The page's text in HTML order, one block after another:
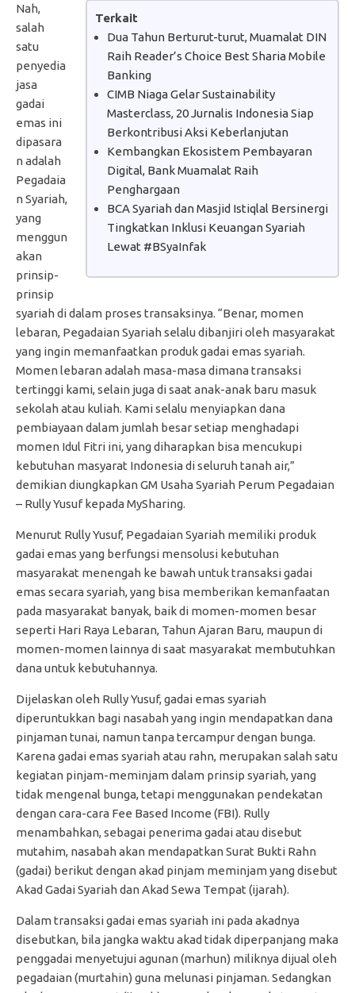
Terkait
Dua Tahun Berturut-turut, Muamalat DIN
Raih Reader’s Choice Best Sharia Mobile
Banking
CIMB Niaga Gelar Sustainability
Masterclass, 20 Jurnalis Indonesia Siap
Berkontribusi Aksi Keberlanjutan
Kembangkan Ekosistem Pembayaran
Digital, Bank Muamalat Raih
Penghargaan
BCA Syariah dan Masjid Istiqlal Bersinergi
Tingkatkan Inklusi Keuangan Syariah
Lewat #BSyaInfak
Nah,
salah
satu
penyedia
jasa
gadai
emas ini
dipasara
n adalah
Pegadaia
n Syariah,
yang
menggun
akan
prinsip-
prinsip
syariah di dalam proses transaksinya. “Benar, momen
lebaran, Pegadaian Syariah selalu dibanjiri oleh masyarakat
yang ingin memanfaatkan produk gadai emas syariah.
Momen lebaran adalah masa-masa dimana transaksi
tertinggi kami, selain juga di saat anak-anak baru masuk
sekolah atau kuliah. Kami selalu menyiapkan dana
pembiayaan dalam jumlah besar setiap menghadapi
momen Idul Fitri ini, yang diharapkan bisa mencukupi
kebutuhan masyarat Indonesia di seluruh tanah air,”
demikian diungkapkan GM Usaha Syariah Perum Pegadaian
– Rully Yusuf kepada MySharing.
Menurut Rully Yusuf, Pegadaian Syariah memiliki produk
gadai emas yang berfungsi mensolusi kebutuhan
masyarakat menengah ke bawah untuk transaksi gadai
emas secara syariah, yang bisa memberikan kemanfaatan
pada masyarakat banyak, baik di momen-momen besar
seperti Hari Raya Lebaran, Tahun Ajaran Baru, maupun di
momen-momen lainnya di saat masyarakat membutuhkan
dana untuk kebutuhannya.
Dijelaskan oleh Rully Yusuf, gadai emas syariah
diperuntukkan bagi nasabah yang ingin mendapatkan dana
pinjaman tunai, namun tanpa tercampur dengan bunga.
Karena gadai emas syariah atau rahn, merupakan salah satu
kegiatan pinjam-meminjam dalam prinsip syariah, yang
tidak mengenal bunga, tetapi menggunakan pendekatan
dengan cara-cara Fee Based Income (FBI). Rully
menambahkan, sebagai penerima gadai atau disebut
mutahim, nasabah akan mendapatkan Surat Bukti Rahn
(gadai) berikut dengan akad pinjam meminjam yang disebut
Akad Gadai Syariah dan Akad Sewa Tempat (ijarah).
Dalam transaksi gadai emas syariah ini pada akadnya
disebutkan, bila jangka waktu akad tidak diperpanjang maka
penggadai menyetujui agunan (marhun) miliknya dijual oleh
pegadaian (murtahin) guna melunasi pinjaman. Sedangkan